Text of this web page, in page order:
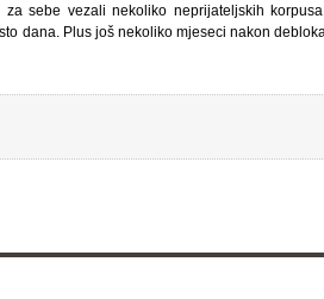
sebe vezali nekoliko neprijateljskih
dana. Plus još nekoliko mjeseci nakon